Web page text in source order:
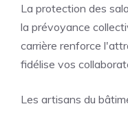
La protection des
la prévoyance
carrière renforce
fidélise vos
Les artisans du